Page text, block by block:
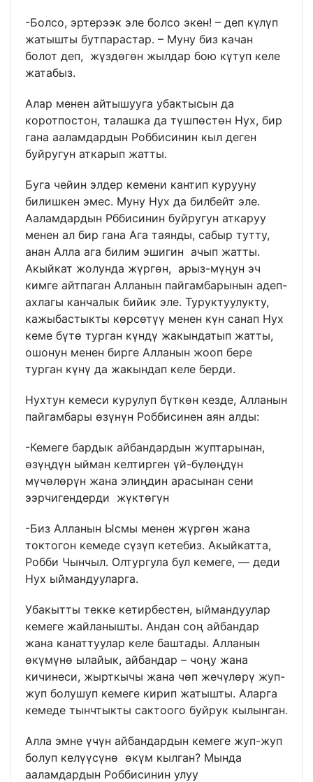
-Болсо, эртерээк эле болсо экен! – деп күлүп
жатышты бутпарастар. – Муну биз качан
болот деп, жүздөгөн жылдар бою күтуп келе
жатабыз.
Алар менен айтышууга убактысын да
коротпостон, талашка да түшпөстөн Нух, бир
гана ааламдардын Роббисинин кыл деген
буйругун аткарып жатты.
Буга чейин элдер кемени кантип курууну
билишкен эмес. Муну Нух да билбейт эле.
Ааламдардын Рббисинин буйругун аткаруу
менен ал бир гана Ага таянды, сабыр тутту,
анан Алла ага билим эшигин ачып жатты.
Акыйкат жолунда жүргөн, арыз-мүңун эч
кимге айтпаган Алланын пайгамбарынын адеп-
ахлагы канчалык бийик эле. Туруктуулукту,
кажыбастыкты көрсөтүү менен күн санап Нух
кеме бүтө турган күндү жакындатып жатты,
ошонун менен бирге Алланын жооп бере
турган күнү да жакындап келе берди.
Нухтун кемеси курулуп бүткөн кезде, Алланын
пайгамбары өзүнүн Роббисинен аян алды:
-Кемеге бардык айбандардын жуптарынан,
өзүңдүн ыйман келтирген үй-бүлөңдүн
мүчөлөрүн жана элиңдин арасынан сени
ээрчигендерди жүктөгүн
-Биз Алланын Ысмы менен жүргөн жана
токтогон кемеде сүзүп кетебиз. Акыйкатта,
Робби Чынчыл. Олтургула бул кемеге, — деди
Нух ыймандууларга.
Убакытты текке кетирбестен, ыймандуулар
кемеге жайланышты. Андан соң айбандар
жана канаттуулар келе баштады. Алланын
өкүмүнө ылайык, айбандар – чоңу жана
кичинеси, жырткычы жана чөп жечүлөрү жуп-
жуп болушуп кемеге кирип жатышты. Аларга
кемеде тынчтыкты сактоого буйрук кылынган.
Алла эмне үчүн айбандардын кемеге жуп-жуп
болуп келүүсүнө өкүм кылган? Мында
ааламдардын Роббисинин улуу